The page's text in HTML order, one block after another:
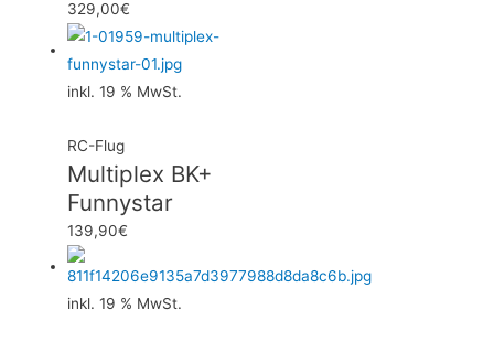
329,00€
inkl. 19 % MwSt.
RC-Flug
Multiplex BK+
Funnystar
139,90€
inkl. 19 % MwSt.